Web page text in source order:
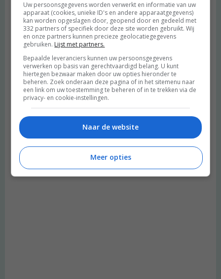
Uw persoonsgegevens worden verwerkt en informatie van uw
apparaat (cookies, unieke ID's en andere apparaatgegevens)
kan worden opgeslagen door, geopend door en gedeeld met
332 partners of specifiek door deze site worden gebruikt. Wij
en onze partners kunnen precieze geolocatiegegevens
gebruiken. Lijst met partners.
Bepaalde leveranciers kunnen uw persoonsgegevens
verwerken op basis van gerechtvaardigd belang. U kunt
hiertegen bezwaar maken door uw opties hieronder te
beheren. Zoek onderaan deze pagina of in het sitemenu naar
een link om uw toestemming te beheren of in te trekken via de
privacy- en cookie-instellingen.
Naar de website
Meer opties